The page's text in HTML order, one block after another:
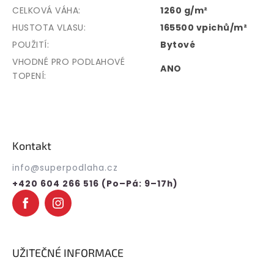
CELKOVÁ VÁHA:
1260 g/m²
HUSTOTA VLASU:
165500 vpichů/m²
POUŽITÍ:
Bytové
VHODNÉ PRO PODLAHOVÉ
TOPENÍ:
ANO
Kontakt
info@superpodlaha.cz
+420 604 266 516 (Po–Pá: 9–17h)
UŽITEČNÉ INFORMACE